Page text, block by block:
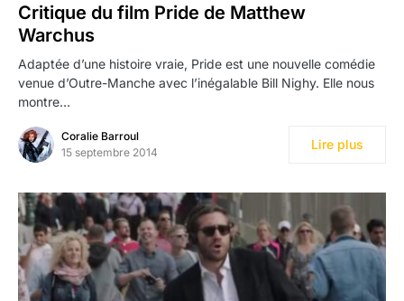
Critique du film Pride de Matthew
Warchus
Adaptée d’une histoire vraie, Pride est une nouvelle comédie
venue d’Outre-Manche avec l’inégalable Bill Nighy. Elle nous
montre…
Coralie Barroul
15 septembre 2014
Lire plus